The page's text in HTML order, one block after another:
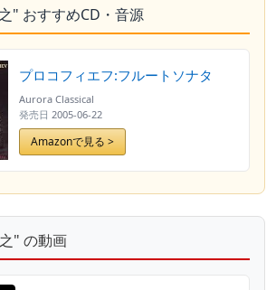
" おすすめCD・音源
プロコフィエフ:フルートソナタ
Aurora Classical
発売日 2005-06-22
Amazonで見る >
" の動画